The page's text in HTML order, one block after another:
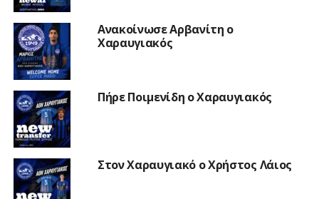
Ανακοίνωσε Αρβανίτη ο
Χαραυγιακός
Πήρε Ποιμενίδη ο Χαραυγιακός
Στον Χαραυγιακό ο Χρήστος Λάιος